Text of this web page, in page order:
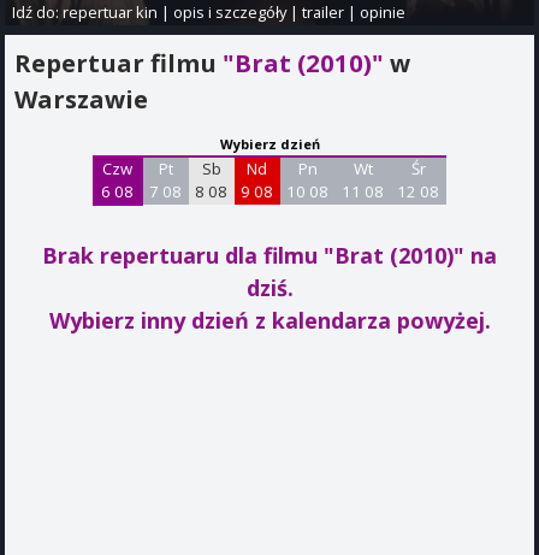
Idź do:repertuar kin |opis i szczegóły|trailer |opinie
Repertuar filmu "Brat (2010)" w
Warszawie
Wybierz dzień
Czw
6 08
Pt
7 08
Sb
8 08
Nd
9 08
Pn
10 08
Wt
11 08
Śr
12 08
Brak repertuaru dla filmu "Brat (2010)" na
dziś.
Wybierz inny dzień z kalendarza powyżej.